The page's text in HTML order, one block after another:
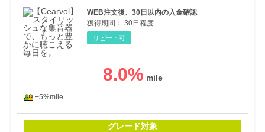
WEB注文後、30日以内の入金確認
獲得期間： 30日程度
リピート可
8.0%
+5%mile
グレード対象